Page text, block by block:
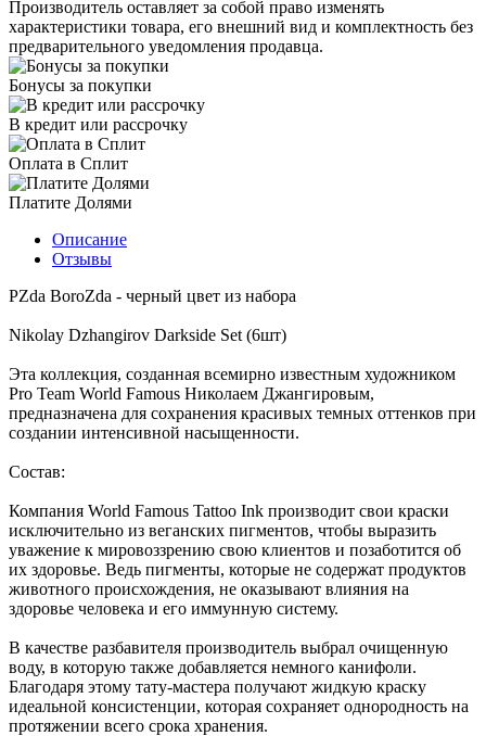
Производитель оставляет за собой право изменять
характеристики товара, его внешний вид и комплектность без
предварительного уведомления продавца.
Бонусы за покупки
В кредит или рассрочку
Оплата в Сплит
Платите Долями
Описание
Отзывы
PZda BoroZda - черный цвет из набора
Nikolay Dzhangirov Darkside Set (6шт)
Эта коллекция, созданная всемирно известным художником
Pro Team World Famous Николаем Джангировым,
предназначена для сохранения красивых темных оттенков при
создании интенсивной насыщенности.
Состав:
Компания World Famous Tattoo Ink производит свои краски
исключительно из веганских пигментов, чтобы выразить
уважение к мировоззрению свою клиентов и позаботится об
их здоровье. Ведь пигменты, которые не содержат продуктов
животного происхождения, не оказывают влияния на
здоровье человека и его иммунную систему.
В качестве разбавителя производитель выбрал очищенную
воду, в которую также добавляется немного канифоли.
Благодаря этому тату-мастера получают жидкую краску
идеальной консистенции, которая сохраняет однородность на
протяжении всего срока хранения.